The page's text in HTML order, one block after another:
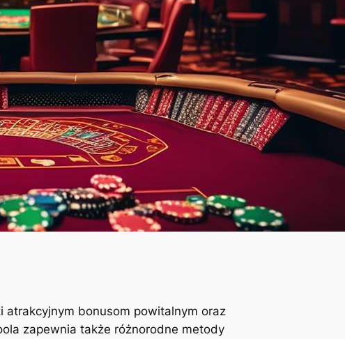
atrakcyjnym bonusom powitalnym oraz
zapewnia także różnorodne metody